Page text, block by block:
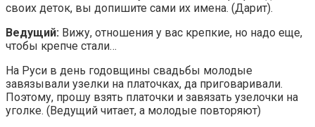
своих деток, вы допишите сами их имена. (Дарит).
Ведущий: Вижу, отношения у вас крепкие, но надо еще,
чтобы крепче стали…
На Руси в день годовщины свадьбы молодые
завязывали узелки на платочках, да приговаривали.
Поэтому, прошу взять платочки и завязать узелочки на
уголке. (Ведущий читает, а молодые повторяют)